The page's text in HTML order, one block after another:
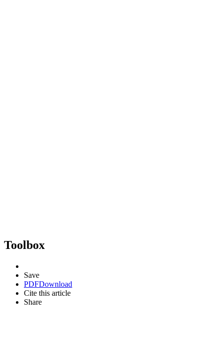
Toolbox
Save
PDFDownload
Cite this article
Share